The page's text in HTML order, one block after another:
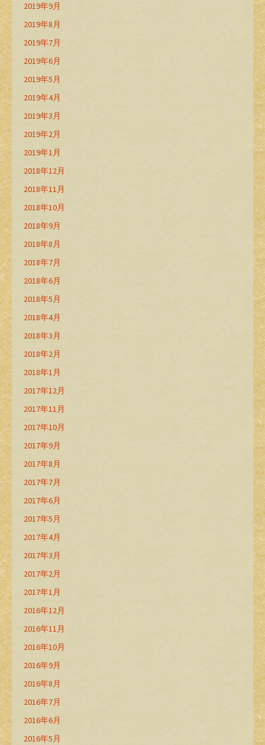
2019年9月
2019年8月
2019年7月
2019年6月
2019年5月
2019年4月
2019年3月
2019年2月
2019年1月
2018年12月
2018年11月
2018年10月
2018年9月
2018年8月
2018年7月
2018年6月
2018年5月
2018年4月
2018年3月
2018年2月
2018年1月
2017年12月
2017年11月
2017年10月
2017年9月
2017年8月
2017年7月
2017年6月
2017年5月
2017年4月
2017年3月
2017年2月
2017年1月
2016年12月
2016年11月
2016年10月
2016年9月
2016年8月
2016年7月
2016年6月
2016年5月